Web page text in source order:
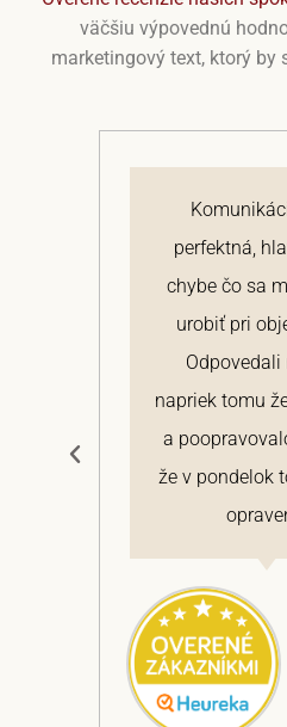
väčšiu výpovednú
marketingový text, ktorý by
perfektná,
chybe čo sa
urobiť pri
Odpovedali
napriek tomu
a
že v pondelok